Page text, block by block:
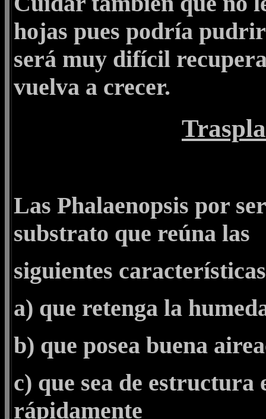
hojas pues podría
será muy difícil
vuelva a crecer.
Las Phalaenopsis por
substrato que reúna las
siguientes
a) que retenga la
b) que posea buena
c) que sea de estructura
rápidamente